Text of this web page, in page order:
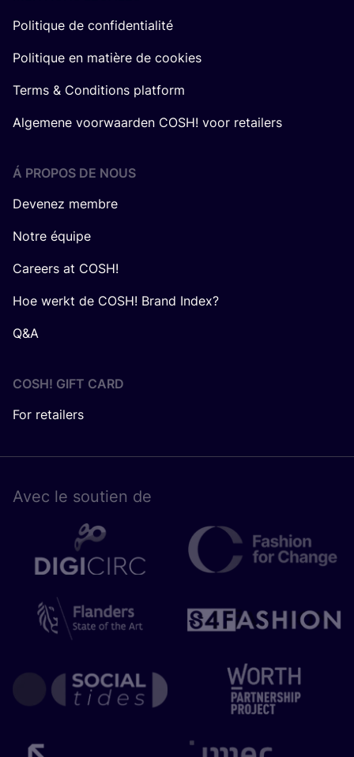
Politique de confidentialité
Politique en matière de cookies
Terms & Conditions platform
Algemene voorwaarden COSH! voor retailers
Á PROPOS DE NOUS
Devenez membre
Notre équipe
Careers at COSH!
Hoe werkt de COSH! Brand Index?
Q&A
COSH! GIFT CARD
For retailers
Avec le sou­tien de